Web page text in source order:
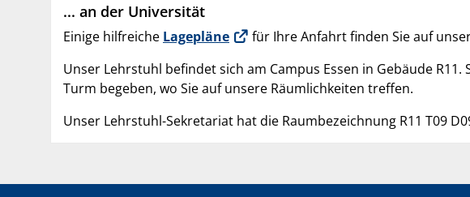
... an der Universität
Einige hilfreiche Lagepläne
für Ihre Anfahrt finden Sie auf
Unser Lehrstuhl befindet sich am Campus Essen in Gebäude
Turm begeben, wo Sie auf unsere Räumlichkeiten treffen.
Unser Lehrstuhl-Sekretariat hat die Raumbezeichnung R11 T09